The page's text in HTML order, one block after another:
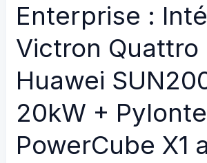
Enterprise :
Victron Quattro
Huawei
20kW +
PowerCube X1